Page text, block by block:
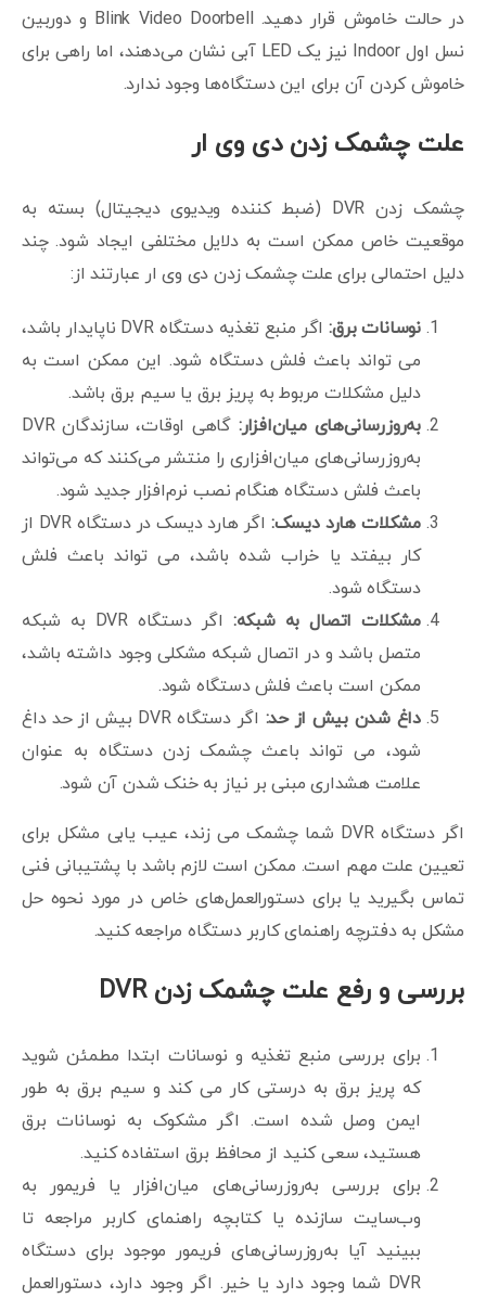
در حالت خاموش قرار دهید. Blink Video Doorbell و دوربین
نسل اول Indoor نیز یک LED آبی نشان می‌دهند، اما راهی برای
خاموش کردن آن برای این دستگاه‌ها وجود ندارد.
علت چشمک زدن دی وی ار
چشمک زدن DVR (ضبط کننده ویدیوی دیجیتال) بسته به
موقعیت خاص ممکن است به دلایل مختلفی ایجاد شود. چند
دلیل احتمالی برای علت چشمک زدن دی وی ار عبارتند از:
نوسانات برق:
اگر منبع تغذیه دستگاه DVR ناپایدار باشد،
می تواند باعث فلش دستگاه شود. این ممکن است به
دلیل مشکلات مربوط به پریز برق یا سیم برق باشد.
به‌روزرسانی‌های میان‌افزار:
گاهی اوقات، سازندگان DVR
به‌روزرسانی‌های میان‌افزاری را منتشر می‌کنند که می‌تواند
باعث فلش دستگاه هنگام نصب نرم‌افزار جدید شود.
مشکلات هارد دیسک:
اگر هارد دیسک در دستگاه DVR از
کار بیفتد یا خراب شده باشد، می تواند باعث فلش
دستگاه شود.
مشکلات اتصال به شبکه:
اگر دستگاه DVR به شبکه
متصل باشد و در اتصال شبکه مشکلی وجود داشته باشد،
ممکن است باعث فلش دستگاه شود.
داغ شدن بیش از حد:
اگر دستگاه DVR بیش از حد داغ
شود، می تواند باعث چشمک زدن دستگاه به عنوان
علامت هشداری مبنی بر نیاز به خنک شدن آن شود.
اگر دستگاه DVR شما چشمک می زند، عیب یابی مشکل برای
تعیین علت مهم است. ممکن است لازم باشد با پشتیبانی فنی
تماس بگیرید یا برای دستورالعمل‌های خاص در مورد نحوه حل
مشکل به دفترچه راهنمای کاربر دستگاه مراجعه کنید.
بررسی و رفع علت چشمک زدنDVR
برای بررسی منبع تغذیه و نوسانات ابتدا مطمئن شوید
که پریز برق به درستی کار می کند و سیم برق به طور
ایمن وصل شده است. اگر مشکوک به نوسانات برق
هستید، سعی کنید از محافظ برق استفاده کنید.
برای بررسی به‌روزرسانی‌های میان‌افزار یا فریمور به
وب‌سایت سازنده یا کتابچه راهنمای کاربر مراجعه تا
ببینید آیا به‌روزرسانی‌های فریمور موجود برای دستگاه
DVR شما وجود دارد یا خیر. اگر وجود دارد، دستورالعمل